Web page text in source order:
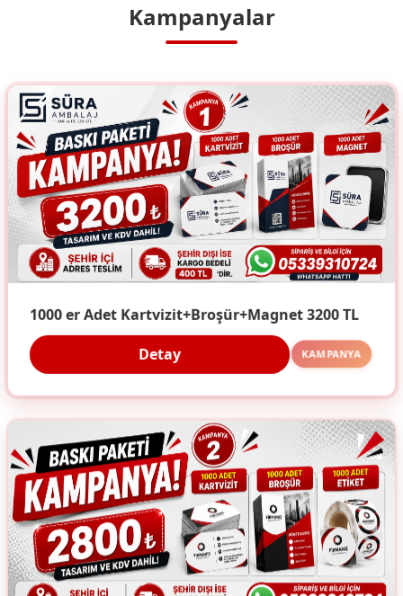
Kampanyalar
1000 er Adet Kartvizit+Broşür+Magnet 3200 TL
Detay KAMPANYA